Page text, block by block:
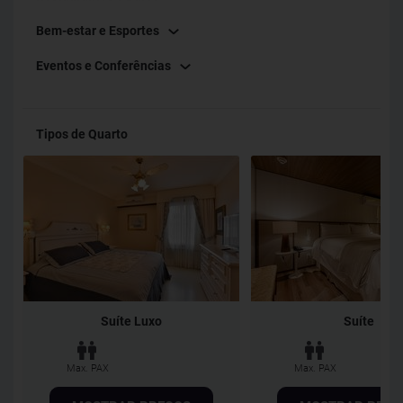
Bem-estar e Esportes
Eventos e Conferências
Tipos de Quarto
Suíte Luxo
Max. PAX
Suíte
Max. PAX